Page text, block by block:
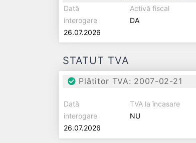
Dată
interogare
26.07.2026
Activă fiscal
DA
STATUT TVA
Plătitor TVA: 2007-02-21
Dată
interogare
26.07.2026
TVA la încasare
NU